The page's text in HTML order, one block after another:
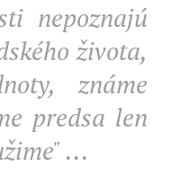
nepoznajú
života,
známe
predsa len
...